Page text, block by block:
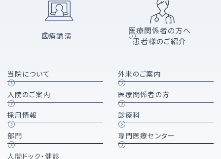
医療講演
医療関係者の方へ
患者様のご紹介
当院について 外来のご案内
入院のご案内 医療関係者の方
採用情報 診療科
部門 専門医療センター
人間ドック・健診